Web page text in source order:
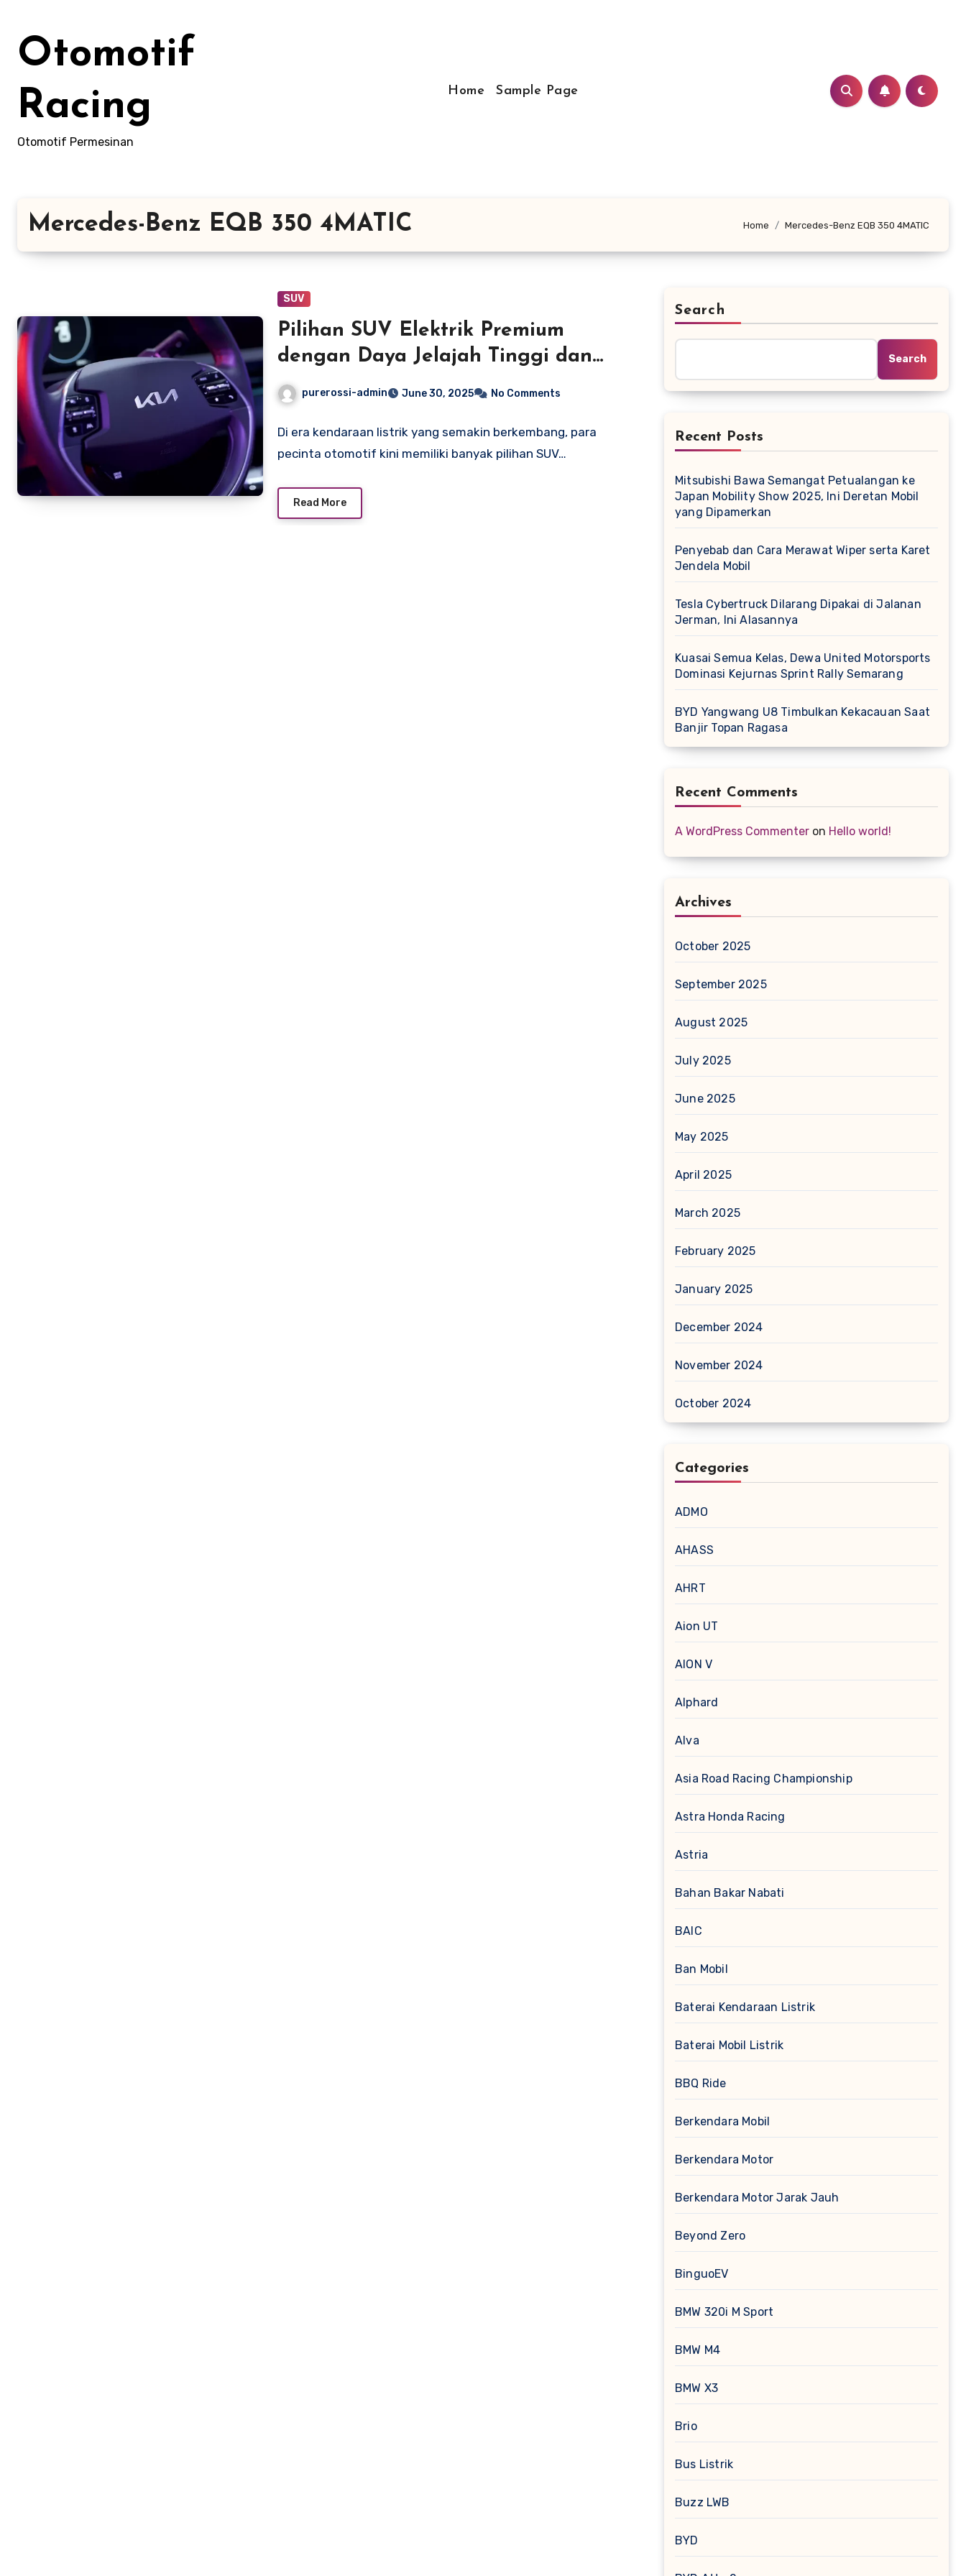
content
Otomotif
Racing
Otomotif Permesinan
Home Sample Page
Mercedes-Benz EQB 350 4MATIC Home Mercedes-Benz EQB 350 4MATIC
SUV
Pilihan SUV Elektrik Premium
dengan Daya Jelajah Tinggi dan
Punya Tenaga yang Bikin Hyundai
Palisade Tak Berkutik, Intip
Spesifikasi Lengkapnya!
purerossi-admin June 30, 2025 No Comments
Di era kendaraan listrik yang semakin berkembang, para
pecinta otomotif kini memiliki banyak pilihan SUV…
Read More
Search
Search
Recent Posts
Mitsubishi Bawa Semangat Petualangan ke
Japan Mobility Show 2025, Ini Deretan Mobil
yang Dipamerkan
Penyebab dan Cara Merawat Wiper serta Karet
Jendela Mobil
Tesla Cybertruck Dilarang Dipakai di Jalanan
Jerman, Ini Alasannya
Kuasai Semua Kelas, Dewa United Motorsports
Dominasi Kejurnas Sprint Rally Semarang
BYD Yangwang U8 Timbulkan Kekacauan Saat
Banjir Topan Ragasa
Recent Comments
A WordPress Commenter on Hello world!
Archives
October 2025
September 2025
August 2025
July 2025
June 2025
May 2025
April 2025
March 2025
February 2025
January 2025
December 2024
November 2024
October 2024
Categories
ADMO
AHASS
AHRT
Aion UT
AION V
Alphard
Alva
Asia Road Racing Championship
Astra Honda Racing
Astria
Bahan Bakar Nabati
BAIC
Ban Mobil
Baterai Kendaraan Listrik
Baterai Mobil Listrik
BBQ Ride
Berkendara Mobil
Berkendara Motor
Berkendara Motor Jarak Jauh
Beyond Zero
BinguoEV
BMW 320i M Sport
BMW M4
BMW X3
Brio
Bus Listrik
Buzz LWB
BYD